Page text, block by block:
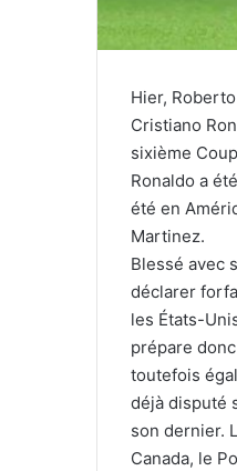
Hier,
Cristiano
sixième
Ronaldo a
été en
Martinez.
Blessé avec
déclarer
les États-
prépare
toutefois
déjà disputé
son dernier.
Canada, le